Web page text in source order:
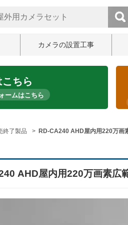
カメラの設置工事
ちら
ームはこちら
終了製品 RD-CA240 AHD屋内用220万画
AHD屋内用220万画素広